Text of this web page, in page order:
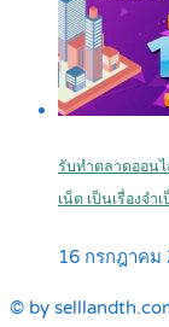
รับทำตลาดออน
เน็ต เป็นเรื่องจำ
16 กรกฎาคม
© by